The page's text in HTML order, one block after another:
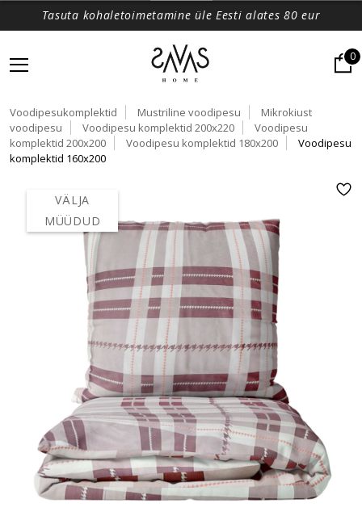
Tasuta kohaletoimetamine üle Eesti alates 80 eur
0
Voodipesukomplektid Mustriline voodipesu
Mikrokiust
voodipesu
Voodipesu komplektid 200x220
Voodipesu
komplektid 200x200
Voodipesu komplektid 180x200
Voodipesu
komplektid 160x200
VÄLJA
MÜÜDUD